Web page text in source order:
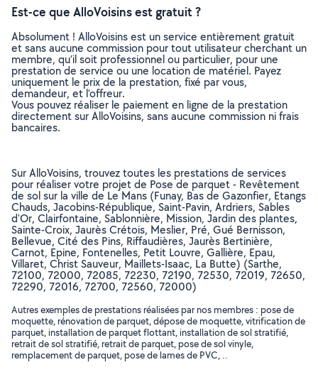
Est-ce que AlloVoisins est gratuit ?
Absolument ! AlloVoisins est un service entièrement gratuit
et sans aucune commission pour tout utilisateur cherchant un
membre, qu’il soit professionnel ou particulier, pour une
prestation de service ou une location de matériel. Payez
uniquement le prix de la prestation, fixé par vous,
demandeur, et l’offreur.
Vous pouvez réaliser le paiement en ligne de la prestation
directement sur AlloVoisins, sans aucune commission ni frais
bancaires.
Sur AlloVoisins, trouvez toutes les prestations de services
pour réaliser votre projet de Pose de parquet - Revêtement
de sol sur la ville de Le Mans (Funay, Bas de Gazonfier, Etangs
Chauds, Jacobins-République, Saint-Pavin, Ardriers, Sables
d'Or, Clairfontaine, Sablonnière, Mission, Jardin des plantes,
Sainte-Croix, Jaurès Crétois, Meslier, Pré, Gué Bernisson,
Bellevue, Cité des Pins, Riffaudières, Jaurès Bertinière,
Carnot, Epine, Fontenelles, Petit Louvre, Gallière, Epau,
Villaret, Christ Sauveur, Maillets-Isaac, La Butte) (Sarthe,
72100, 72000, 72085, 72230, 72190, 72530, 72019, 72650,
72290, 72016, 72700, 72560, 72000)
Autres exemples de prestations réalisées par nos membres : pose de
moquette, rénovation de parquet, dépose de moquette, vitrification de
parquet, installation de parquet flottant, installation de sol stratifié,
retrait de sol stratifié, retrait de parquet, pose de sol vinyle,
remplacement de parquet, pose de lames de PVC, ..